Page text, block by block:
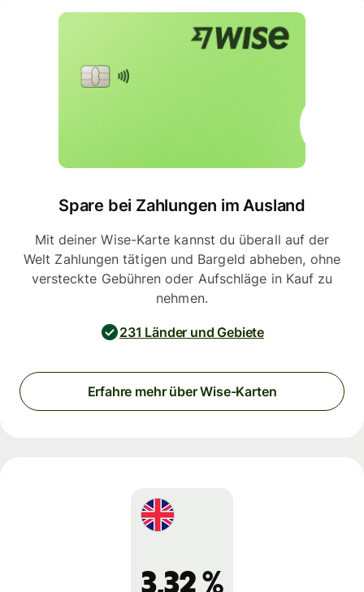
Spare bei Zahlungen im Ausland
Mit deiner Wise-Karte kannst du überall auf der
Welt Zahlungen tätigen und Bargeld abheben, ohne
versteckte Gebühren oder Aufschläge in Kauf zu
nehmen.
231 Länder und Gebiete
Erfahre mehr über Wise-Karten
3,32 %